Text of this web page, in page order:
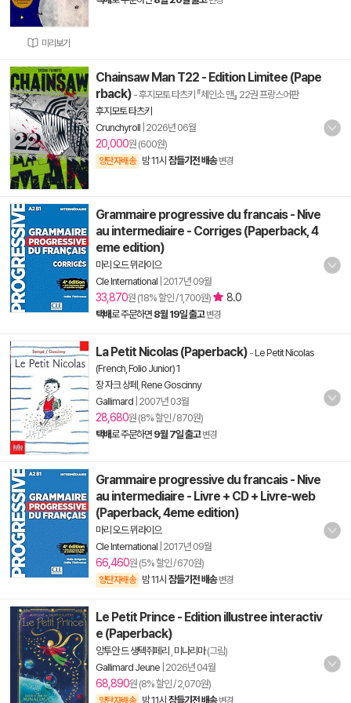
미리보기
Chainsaw Man T22 - Edition Limitee (Pape
rback) - 후지모토 타츠키 『체인소 맨』 22권 프랑스어판
후지모토 타츠키
Crunchyroll 2026년 06월
20,000원 (600원)
양탄자배송 밤 11시 잠들기전 배송 변경
Grammaire progressive du francais - Nive
au intermediaire - Corriges (Paperback, 4
eme edition)
마리 오드 뮈라이으
Cle International 2017년 09월
33,870원 (18% 할인 / 1,700원) 8.0
택배로 주문하면 8월 19일 출고 변경
La Petit Nicolas (Paperback) -Le Petit Nicolas
(French, Folio Junior) 1
장 자크 상페 Rene Goscinny
Gallimard 2007년 03월
28,680원 (8% 할인 / 870원)
택배로 주문하면 9월 7일 출고 변경
Grammaire progressive du francais - Nive
au intermediaire - Livre + CD + Livre-web
(Paperback, 4eme edition)
마리 오드 뮈라이으
Cle International 2017년 09월
66,460원 (5% 할인 / 670원)
양탄자배송 밤 11시 잠들기전 배송 변경
Le Petit Prince - Edition illustree interactiv
e (Paperback)
앙투안 드 생텍쥐페리 미나리마(그림)
Gallimard Jeune 2026년 04월
68,890원 (8% 할인 / 2,070원)
양탄자배송 밤 11시 잠들기전 배송 변경